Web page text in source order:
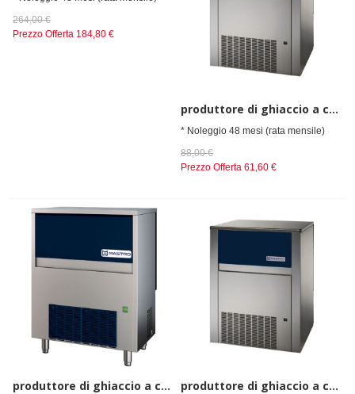
264,00 €
Prezzo Offerta 184,80 €
produttore di ghiaccio a cubetti, raffreddamento ad acqua, 130 kg/24 h
* Noleggio 48 mesi (rata mensile)
88,00 €
Prezzo Offerta 61,60 €
produttore di ghiaccio a cubetti, raffreddamento ad acqua, 37 kg/24 h produttore di ghiaccio a cubetti, raffreddamento ad aria, 130 kg/24 h